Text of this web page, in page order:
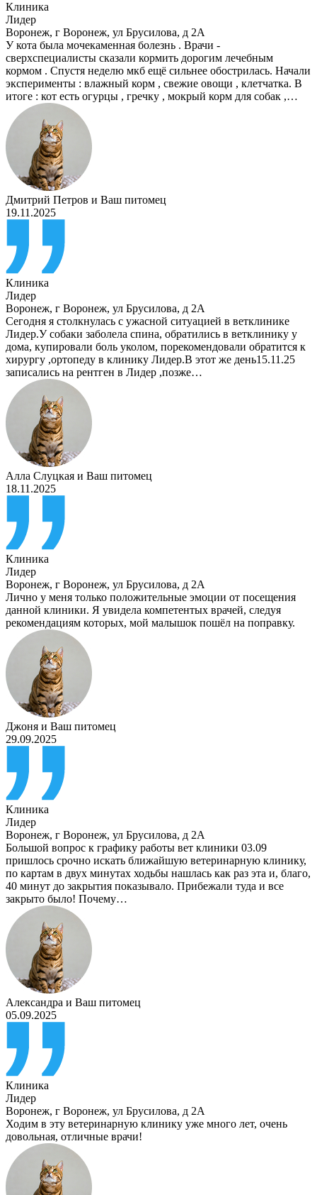
Клиника
Лидер
Воронеж, г Воронеж, ул Брусилова, д 2А
У кота была мочекаменная болезнь . Врачи -
сверхспециалисты сказали кормить дорогим лечебным
кормом . Спустя неделю мкб ещё сильнее обострилась. Начали
эксперименты : влажный корм , свежие овощи , клетчатка. В
итоге : кот есть огурцы , гречку , мокрый корм для собак ,…
Дмитрий Петров и Ваш питомец
19.11.2025
Клиника
Лидер
Воронеж, г Воронеж, ул Брусилова, д 2А
Сегодня я столкнулась с ужасной ситуацией в ветклинике
Лидер.У собаки заболела спина, обратились в ветклинику у
дома, купировали боль уколом, порекомендовали обратится к
хирургу ,ортопеду в клинику Лидер.В этот же день15.11.25
записались на рентген в Лидер ,позже…
Алла Слуцкая и Ваш питомец
18.11.2025
Клиника
Лидер
Воронеж, г Воронеж, ул Брусилова, д 2А
Лично у меня только положительные эмоции от посещения
данной клиники. Я увидела компетентых врачей, следуя
рекомендациям которых, мой малышок пошёл на поправку.
Джоня и Ваш питомец
29.09.2025
Клиника
Лидер
Воронеж, г Воронеж, ул Брусилова, д 2А
Большой вопрос к графику работы вет клиники 03.09
пришлось срочно искать ближайшую ветеринарную клинику,
по картам в двух минутах ходьбы нашлась как раз эта и, благо,
40 минут до закрытия показывало. Прибежали туда и все
закрыто было! Почему…
Александра и Ваш питомец
05.09.2025
Клиника
Лидер
Воронеж, г Воронеж, ул Брусилова, д 2А
Ходим в эту ветеринарную клинику уже много лет, очень
довольная, отличные врачи!